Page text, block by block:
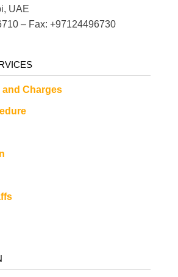
UAE
– Fax: +97124496730
Charges